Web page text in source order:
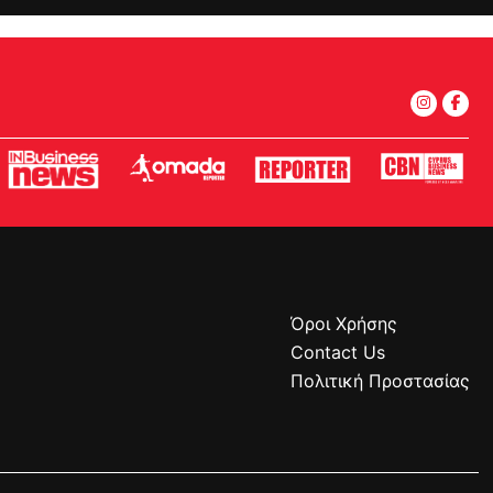
Όροι Χρήσης
Contact Us
Πολιτική Προστασίας